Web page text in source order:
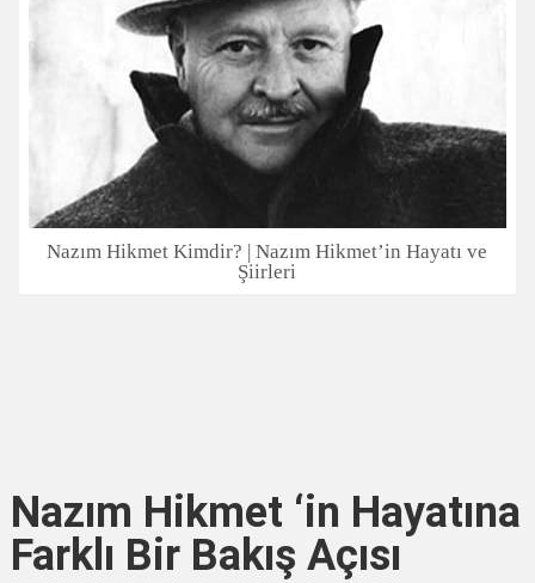
Nazım Hikmet Kimdir? | Nazım Hikmet’in Hayatı ve
Şiirleri
Nazım Hikmet ‘in Hayatına
Farklı Bir Bakış Açısı